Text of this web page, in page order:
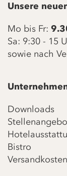
Unsere
Mo bis Fr:
Sa: 9:30 - 15
sowie nach
Downloads
Bistro
Versandkosten